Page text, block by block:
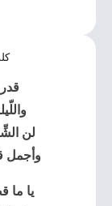
لن
وأجمل
يا ما